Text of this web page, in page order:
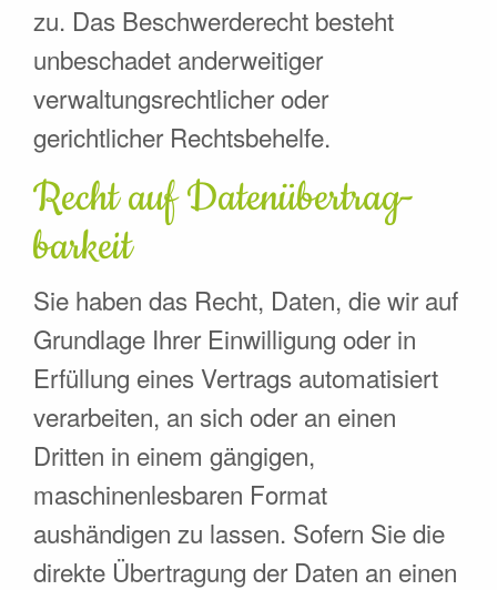
zu. Das Beschwerderecht besteht
unbeschadet anderweitiger
verwaltungsrechtlicher oder
gerichtlicher Rechtsbehelfe.
Recht auf Daten­übertrag­
barkeit
Sie haben das Recht, Daten, die wir auf
Grundlage Ihrer Einwilligung oder in
Erfüllung eines Vertrags automatisiert
verarbeiten, an sich oder an einen
Dritten in einem gängigen,
maschinenlesbaren Format
aushändigen zu lassen. Sofern Sie die
direkte Übertragung der Daten an einen